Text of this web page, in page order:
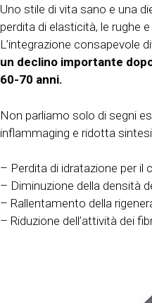
Uno stile di vita sano e una
perdita di elasticità, le rughe
L’integrazione consapevole
un declino importante
60-70 anni.
Non parliamo solo di segni
inflammaging e ridotta
– Perdita di idratazione per il
– Diminuzione della densità
– Rallentamento della
– Riduzione dell’attività dei